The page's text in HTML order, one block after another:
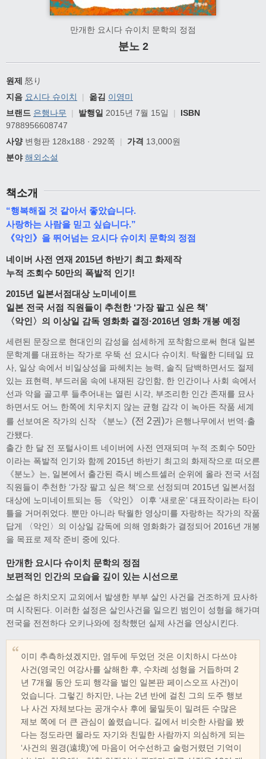
만개한 요시다 슈이치 문학의 정점
분노 2
원제 怒り
지음 요시다 슈이치 | 옮김 이영미
브랜드 은행나무 | 발행일 2015년 7월 15일 |
ISBN
9788956608747
사양변형판 128x188 · 292쪽 | 가격 13,000원
분야 해외소설
책소개
“행복해질 것 같아서 좋았습니다.
사랑하는 사람을 믿고 싶습니다.”
《악인》을 뛰어넘는 요시다 슈이치 문학의 정점
네이버 사전 연재 2015년 하반기 최고 화제작
누적 조회수 50만의 폭발적 인기!
2015년 일본서점대상 노미네이트
일본 전국 서점 직원들이 추천한 ‘가장 팔고 싶은 책’
〈악인〉의 이상일 감독 영화화 결정·2016년 영화 개봉 예정
세련된 문장으로 현대인의 감성을 섬세하게 포착함으로써 현대 일본
문학계를 대표하는 작가로 우뚝 선 요시다 슈이치. 탁월한 디테일 묘
사, 일상 속에서 비일상성을 파헤치는 능력, 솔직 담백하면서도 절제
있는 표현력, 부드러움 속에 내재된 강인함, 한 인간이나 사회 속에서
선과 악을 골고루 들추어내는 열린 시각, 부조리한 인간 존재를 묘사
하면서도 어느 한쪽에 치우치지 않는 균형 감각 이 녹아든 작품 세계
를 선보여온 작가의 신작 《분노》 (전 2권)가 은행나무에서 번역·출
간됐다.
출간 한 달 전 포털사이트 네이버에 사전 연재되며 누적 조회수 50만
이라는 폭발적 인기와 함께 2015년 하반기 최고의 화제작으로 떠오른
《분노》는, 일본에서 출간된 즉시 베스트셀러 순위에 올라 전국 서점
직원들이 추천한 ‘가장 팔고 싶은 책’으로 선정되며 2015년 일본서점
대상에 노미네이트되는 등 《악인》 이후 ‘새로운’ 대표작이라는 타이
틀을 거머쥐었다. 뿐만 아니라 탁월한 영상미를 자랑하는 작가의 작품
답게 〈악인〉의 이상일 감독에 의해 영화화가 결정되어 2016년 개봉
을 목표로 제작 준비 중에 있다.
만개한 요시다 슈이치 문학의 정점
보편적인 인간의 모습을 깊이 있는 시선으로
소설은 하치오지 교외에서 발생한 부부 살인 사건을 건조하게 묘사하
며 시작된다. 이러한 설정은 살인사건을 일으킨 범인이 성형을 해가며
전국을 전전하다 오키나와에 정착했던 실제 사건을 연상시킨다.
이미 추측하셨겠지만, 염두에 두었던 것은 이치하시 다쓰야
사건(영국인 여강사를 살해한 후, 수차례 성형을 거듭하며 2
년 7개월 동안 도피 행각을 벌인 일본판 페이스오프 사건)이
었습니다. 그렇긴 하지만, 나는 2년 반에 걸친 그의 도주 행보
나 사건 자체보다는 공개수사 후에 물밀듯이 밀려든 수많은
제보 쪽에 더 큰 관심이 쏠렸습니다. 길에서 비슷한 사람을 봤
다는 정도라면 몰라도 자기와 친밀한 사람까지 의심하게 되는
‘사건의 원경(遠境)’에 마음이 어수선하고 술렁거렸던 기억이